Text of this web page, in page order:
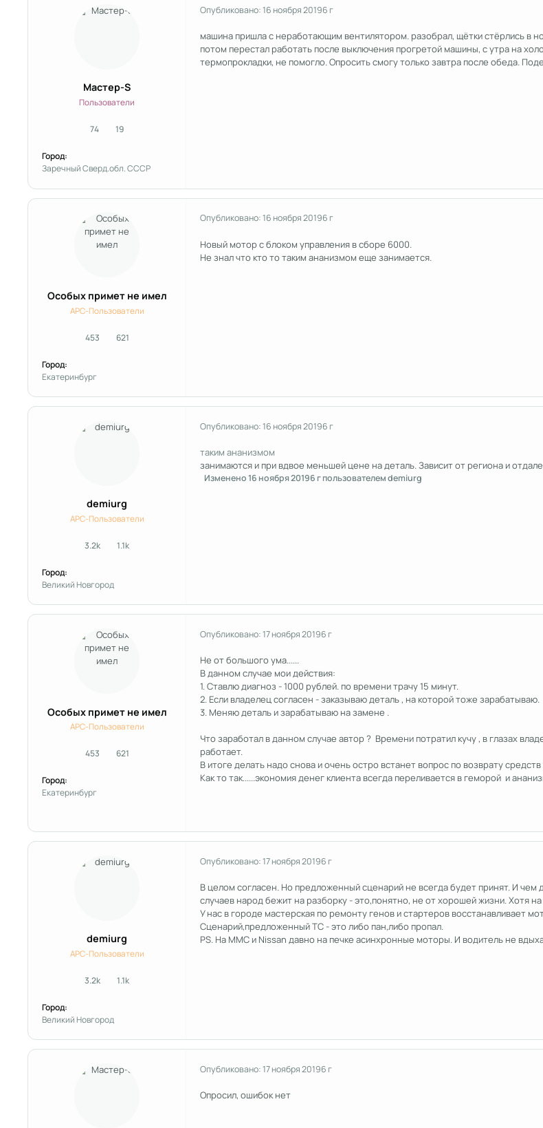
Мастер-S
Пользователи
74сообщения
19Репутация
Город:
Заречный Сверд.обл. СССР
Опубликовано:16 ноября 20196 г
машина пришла с неработающим вентилятором. разобрал, щётки стёрлись в
потом перестал работать после выключения прогретой машины, с утра на
термопрокладки, не помогло. Опросить смогу только завтра после обеда.
Особых примет не имел
APC-Пользователи
453сообщения
621Репутация
Город:
Екатеринбург
Опубликовано:16 ноября 20196 г
Новый мотор с блоком управления в сборе 6000.
Не знал что кто то таким ананизмом еще занимается.
demiurg
APC-Пользователи
3.2kсообщения
1.1kРепутация
Город:
Великий Новгород
Опубликовано:16 ноября 20196 г
таким ананизмом
занимаются и при вдвое меньшей цене на деталь. Зависит от региона и
Изменено16 ноября 20196 гпользователем demiurg
Особых примет не имел
APC-Пользователи
453сообщения
621Репутация
Город:
Екатеринбург
Опубликовано:17 ноября 20196 г
Не от большого ума......
В данном случае мои действия:
1. Ставлю диагноз - 1000 рублей. по времени трачу 15 минут.
2. Если владелец согласен - заказываю деталь , на которой тоже зарабатываю.
3. Меняю деталь и зарабатываю на замене .
Что заработал в данном случае автор ? Времени потратил кучу , в глазах
работает.
В итоге делать надо снова и очень остро встанет вопрос по возврату
Как то так......экономия денег клиента всегда переливается в геморой и
demiurg
APC-Пользователи
3.2kсообщения
1.1kРепутация
Город:
Великий Новгород
Опубликовано:17 ноября 20196 г
В целом согласен. Но предложенный сценарий не всегда будет принят. И
случаев народ бежит на разборку - это,понятно, не от хорошей жизни. Хотя
У нас в городе мастерская по ремонту генов и стартеров восстанавливает
Сценарий,предложенный ТС - это либо пан,либо пропал.
PS. На ММС и Nissan давно на печке асинхронные моторы. И водитель не
Опубликовано:17 ноября 20196 г
Опросил, ошибок нет